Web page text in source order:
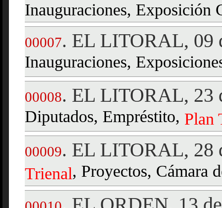
Inauguraciones, Exposición
00007. EL LITORAL, 09
Inauguraciones,
00008. EL LITORAL, 23
Diputados, Empréstito, Plan
00009. EL LITORAL, 28
Trienal, Proyectos, Cámara